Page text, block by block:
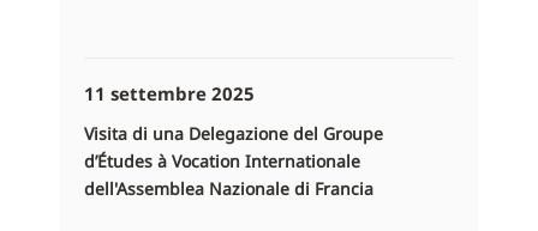
11 settembre 2025
Visita di una Delegazione del Groupe
d’Études à Vocation Internationale
dell'Assemblea Nazionale di Francia